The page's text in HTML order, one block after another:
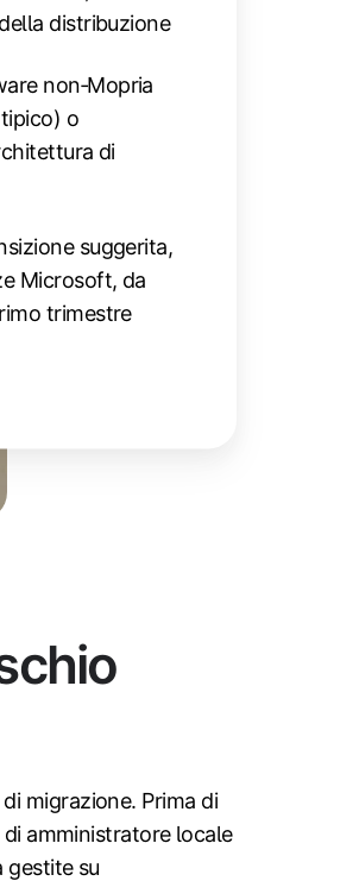
distribuzione
non‑Mopria
o
di
suggerita,
Microsoft, da
trimestre
migrazione. Prima di
amministratore locale
gestite su